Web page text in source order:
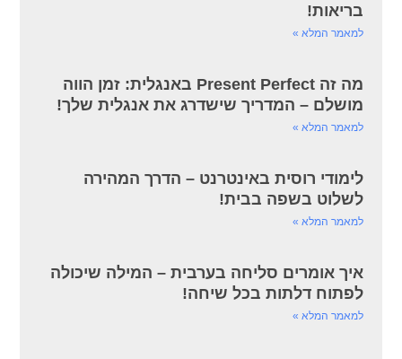
בריאות!
למאמר המלא »
מה זה Present Perfect באנגלית: זמן הווה
מושלם – המדריך שישדרג את אנגלית שלך!
למאמר המלא »
לימודי רוסית באינטרנט – הדרך המהירה
לשלוט בשפה בבית!
למאמר המלא »
איך אומרים סליחה בערבית – המילה שיכולה
לפתוח דלתות בכל שיחה!
למאמר המלא »